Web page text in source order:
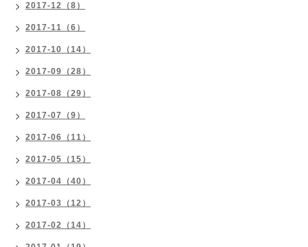
2017-12（8）
2017-11（6）
2017-10（14）
2017-09（28）
2017-08（29）
2017-07（9）
2017-06（11）
2017-05（15）
2017-04（40）
2017-03（12）
2017-02（14）